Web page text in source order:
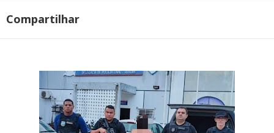
Compartilhar